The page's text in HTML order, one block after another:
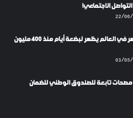
الاجتماعي!
22/06/
أقدم نهر في العالم يظهر لبضعة أيام منذ 400 مليون
03/05/
الرئيس سعيد يزور واحدة من 6 مصحات تابعة للصندوق الوطني للضمان